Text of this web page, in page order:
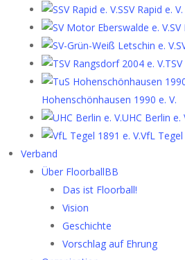
SSV Rapid e. V.
SV
Hohenschönhausen 1990 e. V.
UHC Berlin e.
VfL Tegel
Verband
Über FloorballBB
Das ist Floorball!
Vision
Geschichte
Vorschlag auf Ehrung